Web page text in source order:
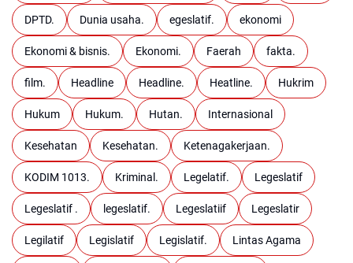
DPTD. Dunia usaha. egeslatif. ekonomi
Ekonomi & bisnis. Ekonomi. Faerah fakta.
film. Headline Headline. Heatline. Hukrim
Hukum Hukum. Hutan. Internasional
Kesehatan Kesehatan. Ketenagakerjaan.
KODIM 1013. Kriminal. Legelatif. Legeslatif
Legeslatif . legeslatif. Legeslatiif Legeslatir
Legilatif Legislatif Legislatif. Lintas Agama